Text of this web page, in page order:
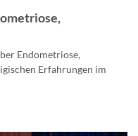
Endometriose,
Erfahrungen im